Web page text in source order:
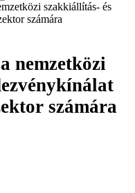
szakkiállítás- és
számára
nemzetközi
számára